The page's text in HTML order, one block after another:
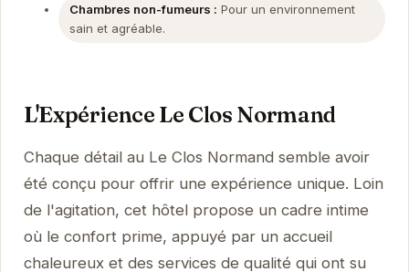
Chambres non-fumeurs : Pour un environnement
sain et agréable.
L'Expérience Le Clos Normand
Chaque détail au Le Clos Normand semble avoir
été conçu pour offrir une expérience unique. Loin
de l'agitation, cet hôtel propose un cadre intime
où le confort prime, appuyé par un accueil
chaleureux et des services de qualité qui ont su